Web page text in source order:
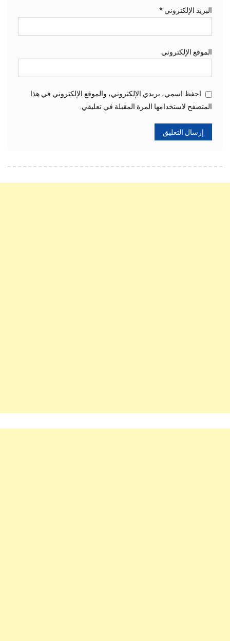
البريد الإلكتروني *
الموقع الإلكتروني
احفظ اسمي، بريدي الإلكتروني، والموقع الإلكتروني في هذا
المتصفح لاستخدامها المرة المقبلة في تعليقي.